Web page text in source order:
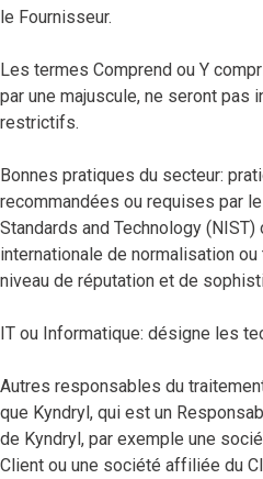
le Fournisseur.
Les termes Comprend ou Y
par une majuscule, ne seront pas
restrictifs.
Bonnes pratiques du secteur:
recommandées ou requises par
Standards and Technology
internationale de normalisation
niveau de réputation et de
IT ou Informatique: désigne les
Autres responsables du
que Kyndryl, qui est un
de Kyndryl, par exemple une
Client ou une société affiliée du